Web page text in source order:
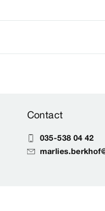
Contact
035-538 04 42